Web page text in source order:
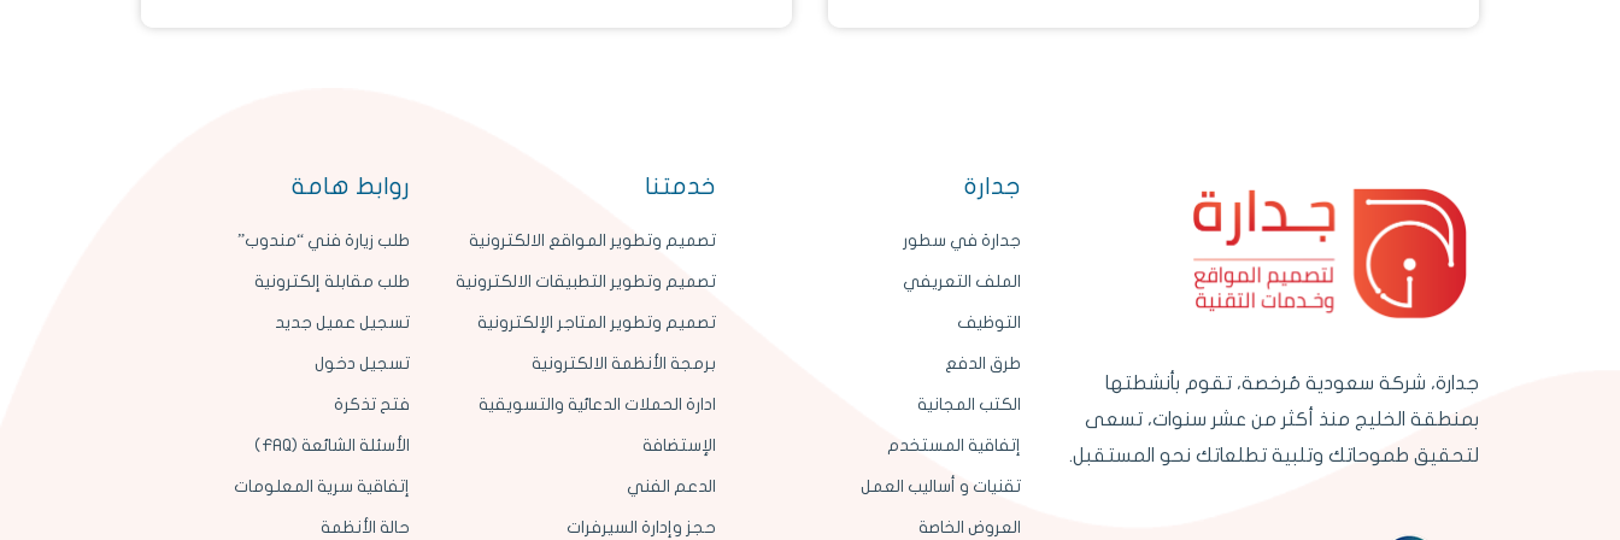
جدارة، شركة سعودية مُرخصة، تقوم بأنشطتها
بمنطقة الخليج منذ أكثر من عشر سنوات، تسعى
لتحقيق طموحاتك وتلبية تطلعاتك نحو المستقبل.
جدارة
جدارة في سطور
الملف التعريفي
التوظيف
طرق الدفع
الكتب المجانية
إتفاقية المستخدم
تقنيات و أساليب العمل
العروض الخاصة
خدمتنا
تصميم وتطوير المواقع الالكترونية
تصميم وتطوير التطبيقات الالكترونية
تصميم وتطوير المتاجر الإلكترونية
برمجة الأنظمة الالكترونية
ادارة الحملات الدعائية والتسويقية
الإستضافة
الدعم الفني
حجز وإدارة السيرفرات
روابط هامة
طلب زيارة فني “مندوب”
طلب مقابلة إلكترونية
تسجيل عميل جديد
تسجيل دخول
فتح تذكرة
الأسئلة الشائعة (FAQ)
إتفاقية سرية المعلومات
حالة الأنظمة